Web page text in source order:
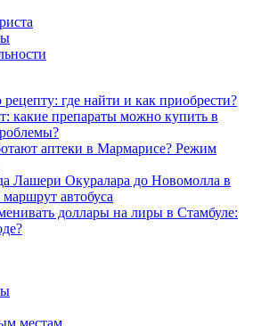
где найти и как приобрести?
какие препараты можно купить в
аптеки в Мармарисе? Режим
Лашери Окуралара до Новомолла в
автобуса
доллары на лиры в Стамбуле:
местам